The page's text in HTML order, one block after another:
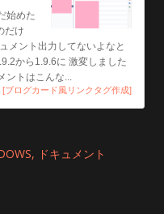
始めた
だけ
メント出力してないよなと
から1.9.6に 激変しました
ントはこんな...
[ブログカード風リンクタグ作成]
ドキュメント